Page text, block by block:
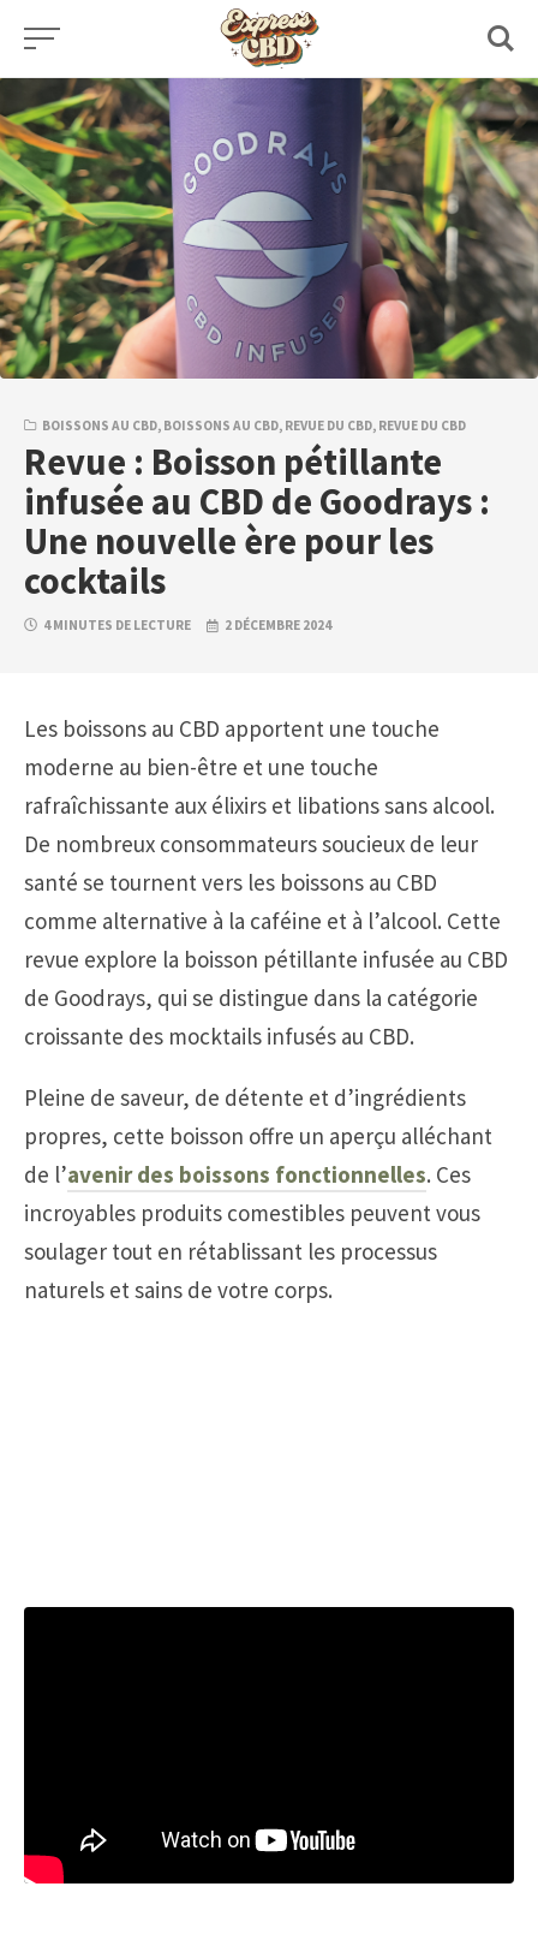
Skip
content
BOISSONS AU CBD, BOISSONS AU CBD, REVUE DU CBD, REVUE DU CBD
Revue : Boisson pétillante
infusée au CBD de Goodrays :
Une nouvelle ère pour les
cocktails
4 MINUTES DE LECTURE 2 DÉCEMBRE 2024
Les boissons au CBD apportent une touche
moderne au bien-être et une touche
rafraîchissante aux élixirs et libations sans alcool.
De nombreux consommateurs soucieux de leur
santé se tournent vers les boissons au CBD
comme alternative à la caféine et à l’alcool. Cette
revue explore la boisson pétillante infusée au CBD
de Goodrays, qui se distingue dans la catégorie
croissante des mocktails infusés au CBD.
Pleine de saveur, de détente et d’ingrédients
propres, cette boisson offre un aperçu alléchant
de l’avenir des boissons fonctionnelles. Ces
incroyables produits comestibles peuvent vous
soulager tout en rétablissant les processus
naturels et sains de votre corps.